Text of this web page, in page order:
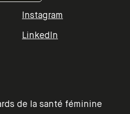
de la santé féminine
Instagram
LinkedIn